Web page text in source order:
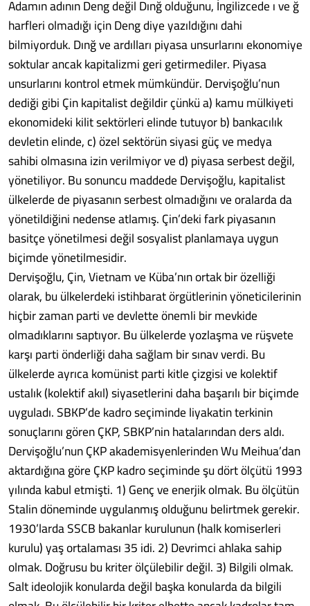
Adamın adının Deng değil Dınğ olduğunu, İngilizcede ı ve ğ
harfleri olmadığı için Deng diye yazıldığını dahi
bilmiyorduk. Dınğ ve ardılları piyasa unsurlarını ekonomiye
soktular ancak kapitalizmi geri getirmediler. Piyasa
unsurlarını kontrol etmek mümkündür. Dervişoğlu’nun
dediği gibi Çin kapitalist değildir çünkü a) kamu mülkiyeti
ekonomideki kilit sektörleri elinde tutuyor b) bankacılık
devletin elinde, c) özel sektörün siyasi güç ve medya
sahibi olmasına izin verilmiyor ve d) piyasa serbest değil,
yönetiliyor. Bu sonuncu maddede Dervişoğlu, kapitalist
ülkelerde de piyasanın serbest olmadığını ve oralarda da
yönetildiğini nedense atlamış. Çin’deki fark piyasanın
basitçe yönetilmesi değil sosyalist planlamaya uygun
biçimde yönetilmesidir.
Dervişoğlu, Çin, Vietnam ve Küba’nın ortak bir özelliği
olarak, bu ülkelerdeki istihbarat örgütlerinin yöneticilerinin
hiçbir zaman parti ve devlette önemli bir mevkide
olmadıklarını saptıyor. Bu ülkelerde yozlaşma ve rüşvete
karşı parti önderliği daha sağlam bir sınav verdi. Bu
ülkelerde ayrıca komünist parti kitle çizgisi ve kolektif
ustalık (kolektif akıl) siyasetlerini daha başarılı bir biçimde
uyguladı. SBKP’de kadro seçiminde liyakatin terkinin
sonuçlarını gören ÇKP, SBKP’nin hatalarından ders aldı.
Dervişoğlu’nun ÇKP akademisyenlerinden Wu Meihua’dan
aktardığına göre ÇKP kadro seçiminde şu dört ölçütü 1993
yılında kabul etmişti. 1) Genç ve enerjik olmak. Bu ölçütün
Stalin döneminde uygulanmış olduğunu belirtmek gerekir.
1930’larda SSCB bakanlar kurulunun (halk komiserleri
kurulu) yaş ortalaması 35 idi. 2) Devrimci ahlaka sahip
olmak. Doğrusu bu kriter ölçülebilir değil. 3) Bilgili olmak.
Salt ideolojik konularda değil başka konularda da bilgili